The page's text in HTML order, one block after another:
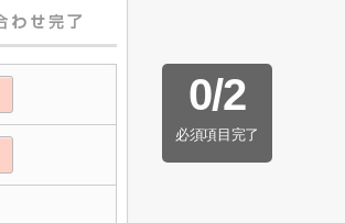
0/2
必須項目完了